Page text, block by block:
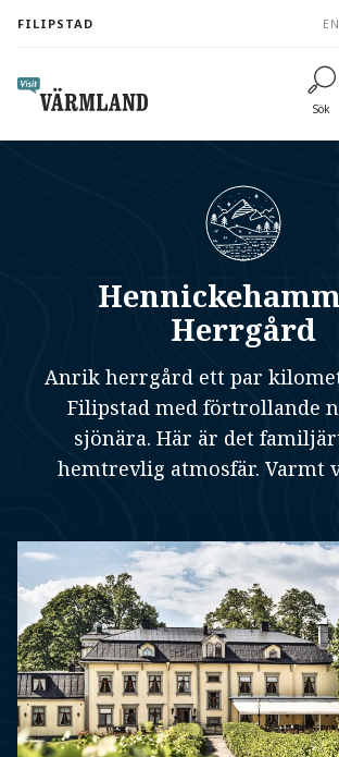
content
FILIPSTAD
Sök
Herrgård
Anrik herrgård ett par
Filipstad med förtrollande
sjönära. Här är det
hemtrevlig atmosfär. Varmt